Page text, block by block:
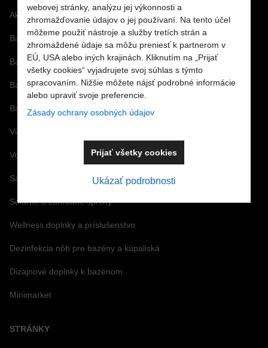
Akcie
Bazénové sety
Bazénové fólie
Bazénové príslušenstvo
Bazénová chémia a vírivková chémia
Vírivky a príslušenstvo
Vonné arómy a esencie
Saunové doplnky a Infra
Solárne a záhradné sprchy
Wellness doplnky a príslušenstvo
Dezinfekcia nôh pre bazény a kúpaliská
Dizajnové doplnky k bazénom
Minimarket
STRÁNKY
webovej stránky, analýzu jej výkonnosti a
zhromažďovanie údajov o jej používaní. Na tento účel
môžeme použiť nástroje a služby tretích strán a
zhromaždené údaje sa môžu preniesť k partnerom v
EÚ, USA alebo iných krajinách. Kliknutím na „Prijať
všetky cookies“ vyjadrujete svoj súhlas s týmto
spracovaním. Nižšie môžete nájsť podrobné informácie
alebo upraviť svoje preferencie.
Zásady ochrany osobných údajov
Ukázať podrobnosti
Prijať všetky cookies